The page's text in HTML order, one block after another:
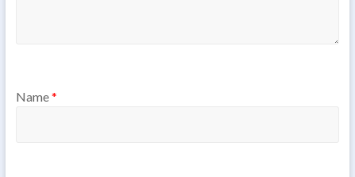
Name*